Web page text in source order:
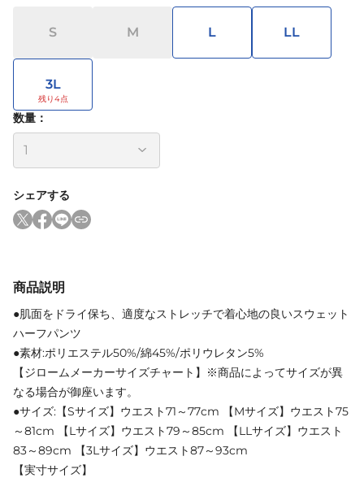
S M L LL
3L
数量：
シェアする
商品説明
●肌面をドライ保ち、適度なストレッチで着心地の良いスウェット
ハーフパンツ
●素材:ポリエステル50%/綿45%/ポリウレタン5%
【ジロームメーカーサイズチャート】※商品によってサイズが異
なる場合が御座います。
●サイズ:【Sサイズ】ウエスト71～77cm 【Mサイズ】ウエスト75
～81cm 【Lサイズ】ウエスト79～85cm 【LLサイズ】ウエスト
83～89cm 【3Lサイズ】ウエスト87～93cm
【実寸サイズ】